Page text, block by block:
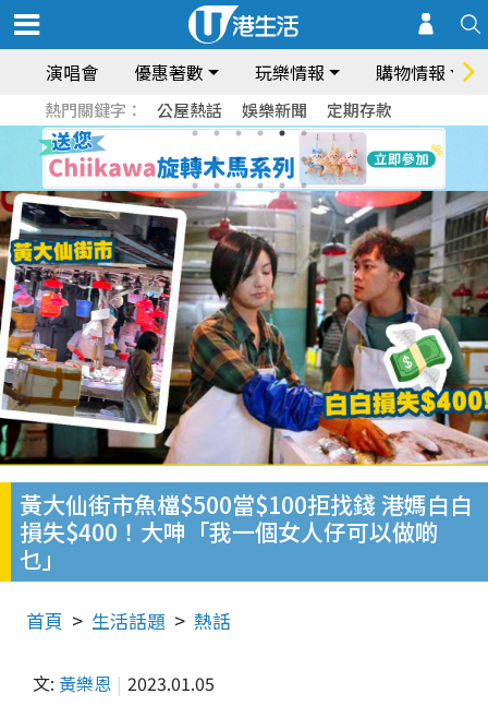
演唱會 優惠著數 玩樂情報 購物情報
熱門關鍵字： 公屋熱話 娛樂新聞 定期存款
黃大仙街市魚檔$500當$100拒找錢 港媽白白
損失$400！大呻「我一個女人仔可以做啲
乜」
首頁 生活話題 熱話
文: 黃樂恩 2023.01.05